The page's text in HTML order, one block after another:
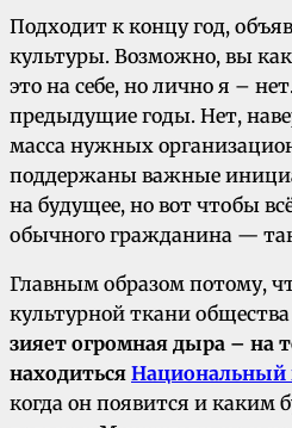
Подходит к концу год,
культуры. Возможно, вы
это на себе, но лично я –
предыдущие годы. Нет,
масса нужных
поддержаны важные
на будущее, но вот чтобы
обычного гражданина —
Главным образом потому,
культурной ткани общества
зияет огромная дыра – на
находиться Национальный
когда он появится и каким